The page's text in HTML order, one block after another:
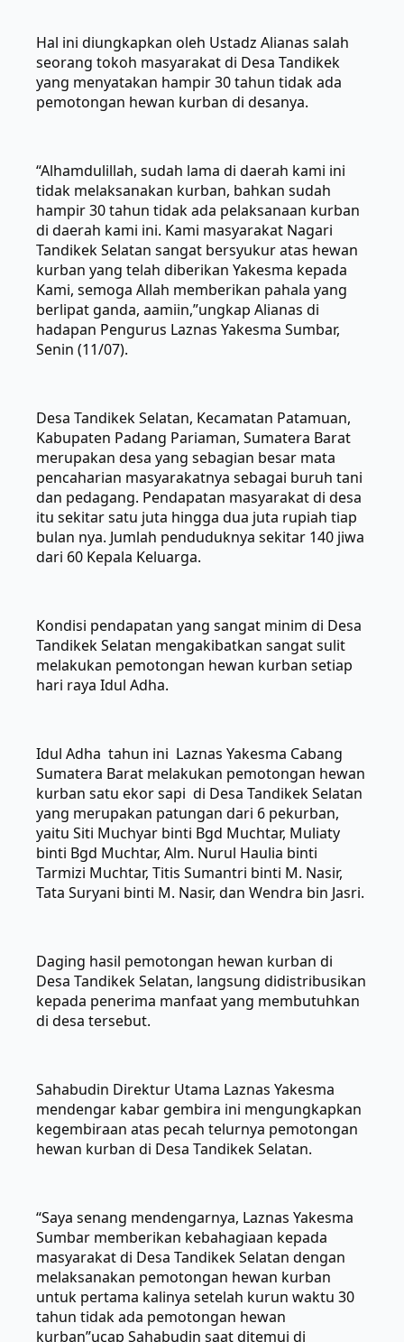
Hal ini diungkapkan oleh Ustadz Alianas salah
seorang tokoh masyarakat di Desa Tandikek
yang menyatakan hampir 30 tahun tidak ada
pemotongan hewan kurban di desanya.
“Alhamdulillah, sudah lama di daerah kami ini
tidak melaksanakan kurban, bahkan sudah
hampir 30 tahun tidak ada pelaksanaan kurban
di daerah kami ini. Kami masyarakat Nagari
Tandikek Selatan sangat bersyukur atas hewan
kurban yang telah diberikan Yakesma kepada
Kami, semoga Allah memberikan pahala yang
berlipat ganda, aamiin,”ungkap Alianas di
hadapan Pengurus Laznas Yakesma Sumbar,
Senin (11/07).
Desa Tandikek Selatan, Kecamatan Patamuan,
Kabupaten Padang Pariaman, Sumatera Barat
merupakan desa yang sebagian besar mata
pencaharian masyarakatnya sebagai buruh tani
dan pedagang. Pendapatan masyarakat di desa
itu sekitar satu juta hingga dua juta rupiah tiap
bulan nya. Jumlah penduduknya sekitar 140 jiwa
dari 60 Kepala Keluarga.
Kondisi pendapatan yang sangat minim di Desa
Tandikek Selatan mengakibatkan sangat sulit
melakukan pemotongan hewan kurban setiap
hari raya Idul Adha.
Idul Adha tahun ini Laznas Yakesma Cabang
Sumatera Barat melakukan pemotongan hewan
kurban satu ekor sapi di Desa Tandikek Selatan
yang merupakan patungan dari 6 pekurban,
yaitu Siti Muchyar binti Bgd Muchtar, Muliaty
binti Bgd Muchtar, Alm. Nurul Haulia binti
Tarmizi Muchtar, Titis Sumantri binti M. Nasir,
Tata Suryani binti M. Nasir, dan Wendra bin Jasri.
Daging hasil pemotongan hewan kurban di
Desa Tandikek Selatan, langsung didistribusikan
kepada penerima manfaat yang membutuhkan
di desa tersebut.
Sahabudin Direktur Utama Laznas Yakesma
mendengar kabar gembira ini mengungkapkan
kegembiraan atas pecah telurnya pemotongan
hewan kurban di Desa Tandikek Selatan.
“Saya senang mendengarnya, Laznas Yakesma
Sumbar memberikan kebahagiaan kepada
masyarakat di Desa Tandikek Selatan dengan
melaksanakan pemotongan hewan kurban
untuk pertama kalinya setelah kurun waktu 30
tahun tidak ada pemotongan hewan
kurban”ucap Sahabudin saat ditemui di